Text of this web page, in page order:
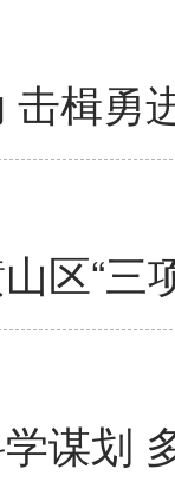
击楫
区“三
谋划